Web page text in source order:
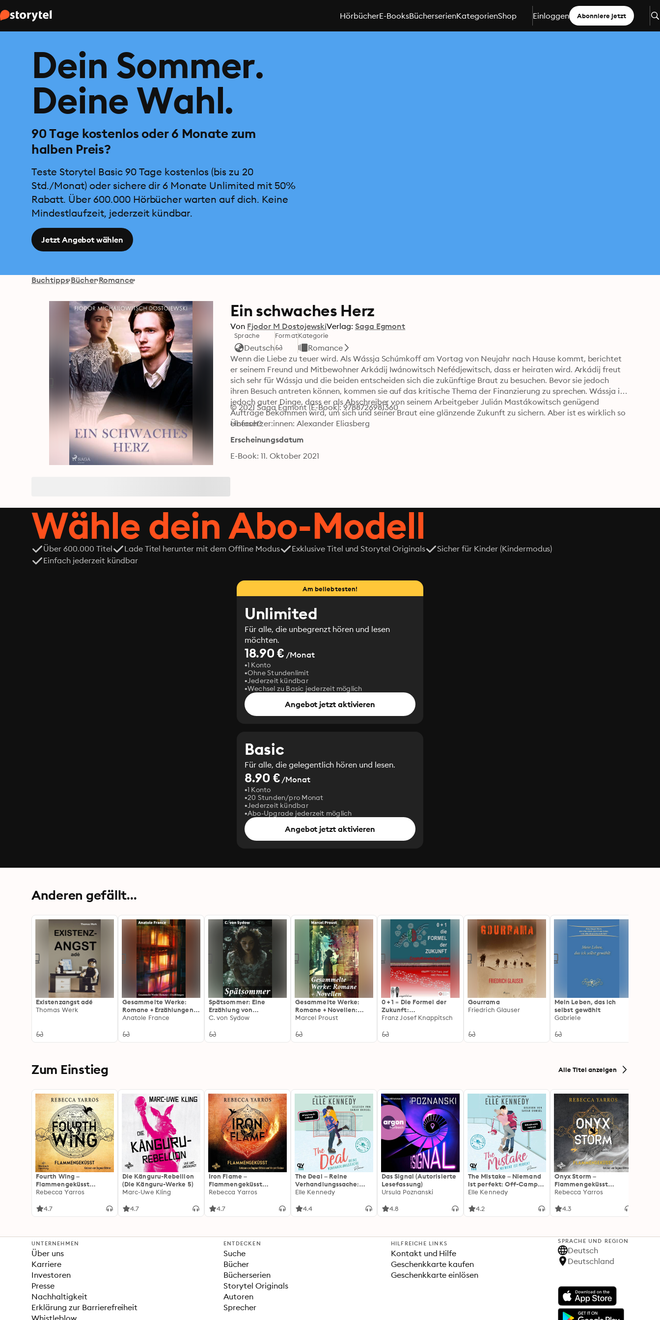
HörbücherE-BooksBücherserienKategorienShop Einloggen Abonniere jetzt
Dein Sommer.
Deine Wahl.
90 Tage kostenlos oder 6 Monate zum
halben Preis?
Teste Storytel Basic 90 Tage kostenlos (bis zu 20
Std./Monat) oder sichere dir 6 Monate Unlimited mit 50%
Rabatt. Über 600.000 Hörbücher warten auf dich. Keine
Mindestlaufzeit, jederzeit kündbar.
Jetzt Angebot wählen
Buchtipps Bücher Romance
Ein schwaches Herz
Von Fjodor M DostojewskiVerlag: Saga Egmont
Sprache
Deutsch
FormatKategorie
Romance
Wenn die Liebe zu teuer wird. Als Wássja Schúmkoff am Vortag von Neujahr nach Hause kommt, berichtet
er seinem Freund und Mitbewohner Arkádij Iwánowitsch Nefédjewitsch, dass er heiraten wird. Arkádij freut
sich sehr für Wássja und die beiden entscheiden sich die zukünftige Braut zu besuchen. Bevor sie jedoch
ihren Besuch antreten können, kommen sie auf das kritische Thema der Finanzierung zu sprechen. Wássja ist
jedoch guter Dinge, dass er als Abschreiber von seinem Arbeitgeber Julián Mastákowitsch genügend
Aufträge bekommen wird, um sich und seiner Braut eine glänzende Zukunft zu sichern. Aber ist es wirklich so
einfach?
© 2021 Saga Egmont (E-Book): 9788726981360
Übersetzer:innen: Alexander Eliasberg
Erscheinungsdatum
E-Book: 11. Oktober 2021
Wähle dein Abo-Modell
Über 600.000 Titel Lade Titel herunter mit dem Offline Modus Exklusive Titel und Storytel Originals
Sicher für Kinder (Kindermodus)
Einfach jederzeit kündbar
Am beliebtesten!
Unlimited
Für alle, die unbegrenzt hören und lesen
möchten.
18.90 € /Monat
1 Konto
Ohne Stundenlimit
Jederzeit kündbar
Wechsel zu Basic jederzeit möglich
Angebot jetzt aktivieren
Basic
Für alle, die gelegentlich hören und lesen.
8.90 €/Monat
1 Konto
20 Stunden/pro Monat
Jederzeit kündbar
Abo-Upgrade jederzeit möglich
Angebot jetzt aktivieren
Anderen gefällt...
Existenzangst adé
Thomas Werk
Gesammelte Werke:
Romane + Erzählungen:
Eine faszinierende
Frances ironische und
Anatole France
Spätsommer: Eine
Erzählung von
Freundschaft, Verlust
poetischer Sprache und
C. von Sydow
Gesammelte Werke:
Romane + Novellen:
Einblicke in die
komplexe Beziehungen
Marcel Proust
0 + 1 = Die Formel der
Zukunft:
Kryptowährungen -
Anwendungen einfach
Franz Josef Knappitsch
Gourrama
Friedrich Glauser
Mein Leben, das ich
selbst gewählt
Gabriele
Zum Einstieg Alle Titel anzeigen
Fourth Wing –
Flammengeküsst
(Flammengeküsst-Reihe
Rebecca Yarros
4.7
Die Känguru-Rebellion
(Die Känguru-Werke 5)
Marc-Uwe Kling
4.7
Iron Flame –
Flammengeküsst
(Flammengeküsst-Reihe
Fortsetzung des
Rebecca Yarros
4.7
The Deal – Reine
Verhandlungssache:
Off-Campus 1 | Roman |
Prickelnde College-
Elle Kennedy
4.4
Das Signal (Autorisierte
Lesefassung)
Ursula Poznanski
4.8
The Mistake – Niemand
ist perfekt: Off-Campus
2 | Roman
Elle Kennedy
4.2
Onyx Storm –
Flammengeküsst
(Flammengeküsst-Reihe
Fortsetzung von »Fourth
Rebecca Yarros
4.3
UNTERNEHMEN
Über uns
Karriere
Investoren
Presse
Nachhaltigkeit
Erklärung zur Barrierefreiheit
Whistleblow
ENTDECKEN
Suche
Bücher
Bücherserien
Storytel Originals
Autoren
Sprecher
HILFREICHE LINKS
Kontakt und Hilfe
Geschenkkarte kaufen
Geschenkkarte einlösen
SPRACHE UND REGION
Deutsch
Deutschland